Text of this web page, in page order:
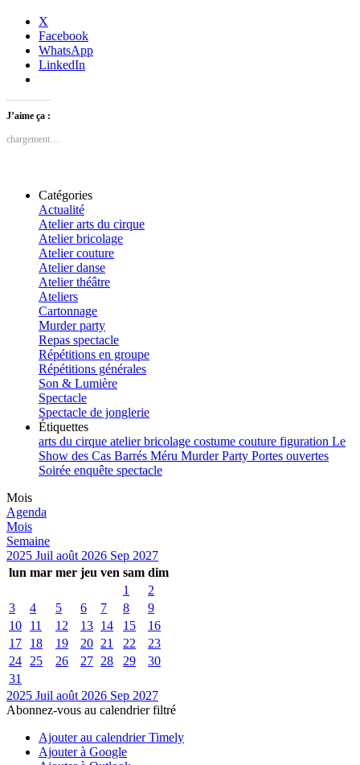
X
Facebook
WhatsApp
LinkedIn
J’aime ça :
chargement…
Catégories
Actualité
Atelier arts du cirque
Atelier bricolage
Atelier couture
Atelier danse
Atelier théâtre
Ateliers
Cartonnage
Murder party
Repas spectacle
Répétitions en groupe
Répétitions générales
Son & Lumière
Spectacle
Spectacle de jonglerie
Étiquettes
arts du cirque atelierbricolage costume couture figuration Le
Show des Cas Barrés Méru Murder Party Portes ouvertes
Soirée enquête spectacle
Mois
Agenda
Mois
Semaine
2025 Juil août 2026 Sep 2027
lun mar mer jeu ven sam dim
1
2
3
4 5 6 7 8
9
10
11 12 13 14 15
16
17
18 19 20 21 22
23
24
25 26 27 28 29
30
31
2025 Juil août 2026 Sep 2027
Abonnez-vous au calendrier filtré
Ajouter au calendrier Timely
Ajouter à Google